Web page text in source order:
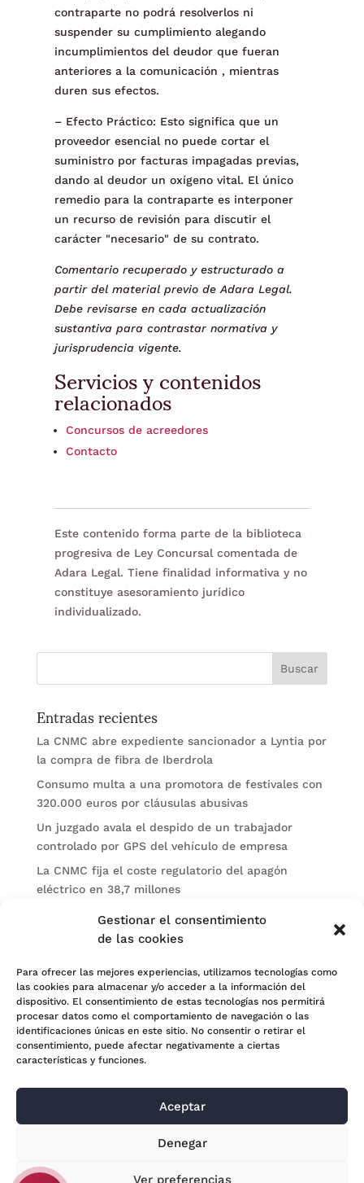
Gestionar el consentimiento
de las cookies
Para ofrecer las mejores experiencias, utilizamos tecnologías como
las cookies para almacenar y/o acceder a la información del
dispositivo. El consentimiento de estas tecnologías nos permitirá
procesar datos como el comportamiento de navegación o las
identificaciones únicas en este sitio. No consentir o retirar el
consentimiento, puede afectar negativamente a ciertas
características y funciones.
Aceptar
Denegar
Ver preferencias
contraparte no podrá resolverlos ni
suspender su cumplimiento alegando
incumplimientos del deudor que fueran
anteriores a la comunicación , mientras
duren sus efectos.
– Efecto Práctico: Esto significa que un
proveedor esencial no puede cortar el
suministro por facturas impagadas previas,
dando al deudor un oxígeno vital. El único
remedio para la contraparte es interponer
un recurso de revisión para discutir el
carácter "necesario" de su contrato.
Comentario recuperado y estructurado a
partir del material previo de Adara Legal.
Debe revisarse en cada actualización
sustantiva para contrastar normativa y
jurisprudencia vigente.
Servicios y contenidos
relacionados
Concursos de acreedores
Contacto
Este contenido forma parte de la biblioteca
progresiva de Ley Concursal comentada de
Adara Legal. Tiene finalidad informativa y no
constituye asesoramiento jurídico
individualizado.
Entradas recientes
La CNMC abre expediente sancionador a Lyntia por
la compra de fibra de Iberdrola
Consumo multa a una promotora de festivales con
320.000 euros por cláusulas abusivas
Un juzgado avala el despido de un trabajador
controlado por GPS del vehículo de empresa
La CNMC fija el coste regulatorio del apagón
eléctrico en 38,7 millones
El BOE publica sanciones de la CNMV a Soltec y
Categorías
Actualidad
Noticias Jurídicas
Subastas
Aviso Legal